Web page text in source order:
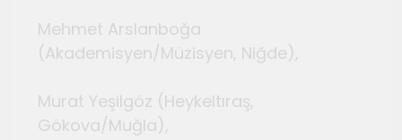
Mehmet Arslanboğa
(Akademisyen/Müzisyen, Niğde),
Murat Yeşilgöz (Heykeltıraş,
Gökova/Muğla),